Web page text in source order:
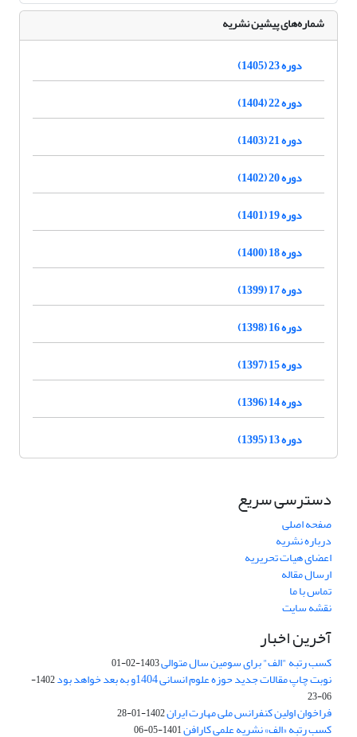
شماره‌های پیشین نشریه
دوره 23 (1405)
دوره 22 (1404)
دوره 21 (1403)
دوره 20 (1402)
دوره 19 (1401)
دوره 18 (1400)
دوره 17 (1399)
دوره 16 (1398)
دوره 15 (1397)
دوره 14 (1396)
دوره 13 (1395)
دسترسی سریع
صفحه اصلی
درباره نشریه
اعضای هیات تحریریه
ارسال مقاله
تماس با ما
نقشه سایت
آخرین اخبار
کسب رتبه "الف" برای سومین سال متوالی1403-02-01
نوبت چاپ مقالات جدید حوزه علوم انسانی 1404و به بعد خواهد بود
1402-
06-23
فراخوان اولین کنفرانس ملی مهارت ایران1402-01-28
کسب رتبه «الف» نشریه علمی کارافن1401-05-06